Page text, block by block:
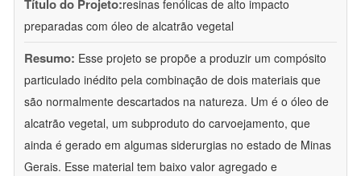
Título do Projeto:resinas fenólicas de alto impacto
preparadas com óleo de alcatrão vegetal
Resumo: Esse projeto se propõe a produzir um compósito
particulado inédito pela combinação de dois materiais que
são normalmente descartados na natureza. Um é o óleo de
alcatrão vegetal, um subproduto do carvoejamento, que
ainda é gerado em algumas siderurgias no estado de Minas
Gerais. Esse material tem baixo valor agregado e